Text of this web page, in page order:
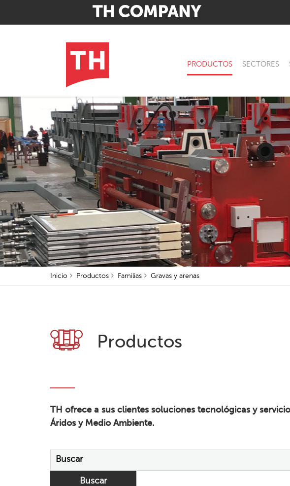
PRODUCTOS SECTORES
Inicio Productos Familias Gravas y arenas
Productos
TH ofrece a sus clientes soluciones tecnológicas y
Áridos y Medio Ambiente.
Buscar